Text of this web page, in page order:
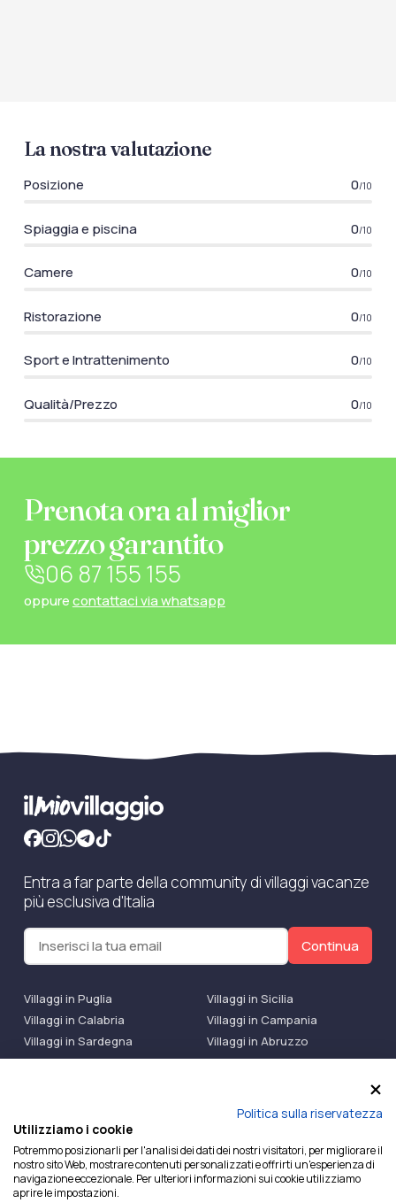
La nostra valutazione
Posizione 0/10
Spiaggia e piscina 0/10
Camere 0/10
Ristorazione 0/10
Sport e Intrattenimento 0/10
Qualità/Prezzo 0/10
Prenota ora al miglior
prezzo garantito
06 87 155 155
oppurecontattaci via whatsapp
Entra a far parte della community di villaggi vacanze
più esclusiva d'Italia
Continua
Villaggi in Puglia
Villaggi in Sicilia
Villaggi in Calabria
Villaggi in Campania
Villaggi in Sardegna
Villaggi in Abruzzo
Villaggi Bluserena
Villaggi TH Resort
Ilmiovillaggio è un marchio di Ekiwi S.r.l.
Licenza Agenzia Viaggi e Turismo n° 2015/0133251 del
26/02/2015 e coperta da RC per Agenzia di Viaggi n°
OX00081147 REVO Specialty LiabilityXTravel Agencies.
Politica sulla riservatezza
Utilizziamo i cookie
Potremmo posizionarli per l'analisi dei dati dei nostri visitatori, per migliorare il
nostro sito Web, mostrare contenuti personalizzati e offrirti un'esperienza di
navigazione eccezionale. Per ulteriori informazioni sui cookie utilizziamo
aprire le impostazioni.